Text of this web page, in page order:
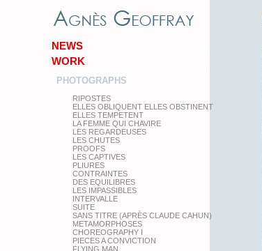
NEWS
WORK
PHOTOGRAPHS
RIPOSTES
ELLES OBLIQUENT ELLES OBSTINENT
ELLES TEMPETENT
LA FEMME QUI CHAVIRE
LES REGARDEUSES
LES CHUTES
PROOFS
LES CAPTIVES
PLIURES
CONTRAINTES
DES EQUILIBRES
LES IMPASSIBLES
INTERVALLE
SUITE
SANS TITRE (APRÈS CLAUDE CAHUN)
METAMORPHOSES
CHOREOGRAPHY I
PIECES A CONVICTION
FLYING MAN